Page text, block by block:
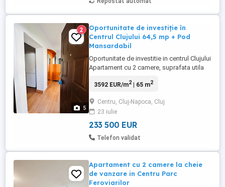
5
2
Oportunitate de investiție în
Centrul Clujului 64,5 mp + Pod
Mansardabil
Oportunitate de investitie in centrul Clujului
Apartament cu 2 camere, suprafata utila
foarte cautata, la cativa pasi de Bosch
minute de centrul istoric al orasului.
Proprietatea reprezinta o alegere
excelenta pentru investitorii ...
3592 EUR/m2| 65 m2
Centru, Cluj-Napoca, Cluj
23 iulie
233 500 EUR
Telefon validat
Apartament cu 2 camere la cheie
de vanzare in Centru Parc
Feroviarilor